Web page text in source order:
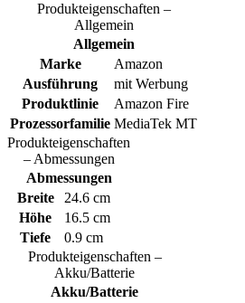
Produkteigenschaften –
Allgemein
Allgemein
Marke
Amazon
Ausführung
mit Werbung
Produktlinie
Amazon Fire
Prozessorfamilie MediaTek MT
Produkteigenschaften
– Abmessungen
Abmessungen
Breite
24.6 cm
Höhe
16.5 cm
Tiefe
0.9 cm
Produkteigenschaften –
Akku/Batterie
Akku/Batterie